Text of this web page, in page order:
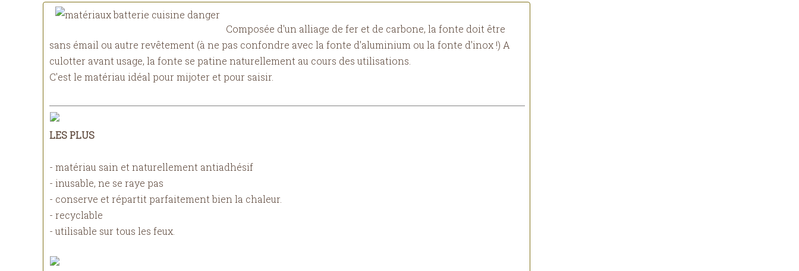
Composée d'un alliage de fer et de carbone, la fonte doit être
sans émail ou autre revêtement (à ne pas confondre avec la fonte d'aluminium ou la fonte d'inox !) A
culotter avant usage, la fonte se patine naturellement au cours des utilisations.
C'est le matériau idéal pour mijoter et pour saisir.
LES PLUS
- matériau sain et naturellement antiadhésif
- inusable, ne se raye pas
- conserve et répartit parfaitement bien la chaleur.
- recyclable
- utilisable sur tous les feux.